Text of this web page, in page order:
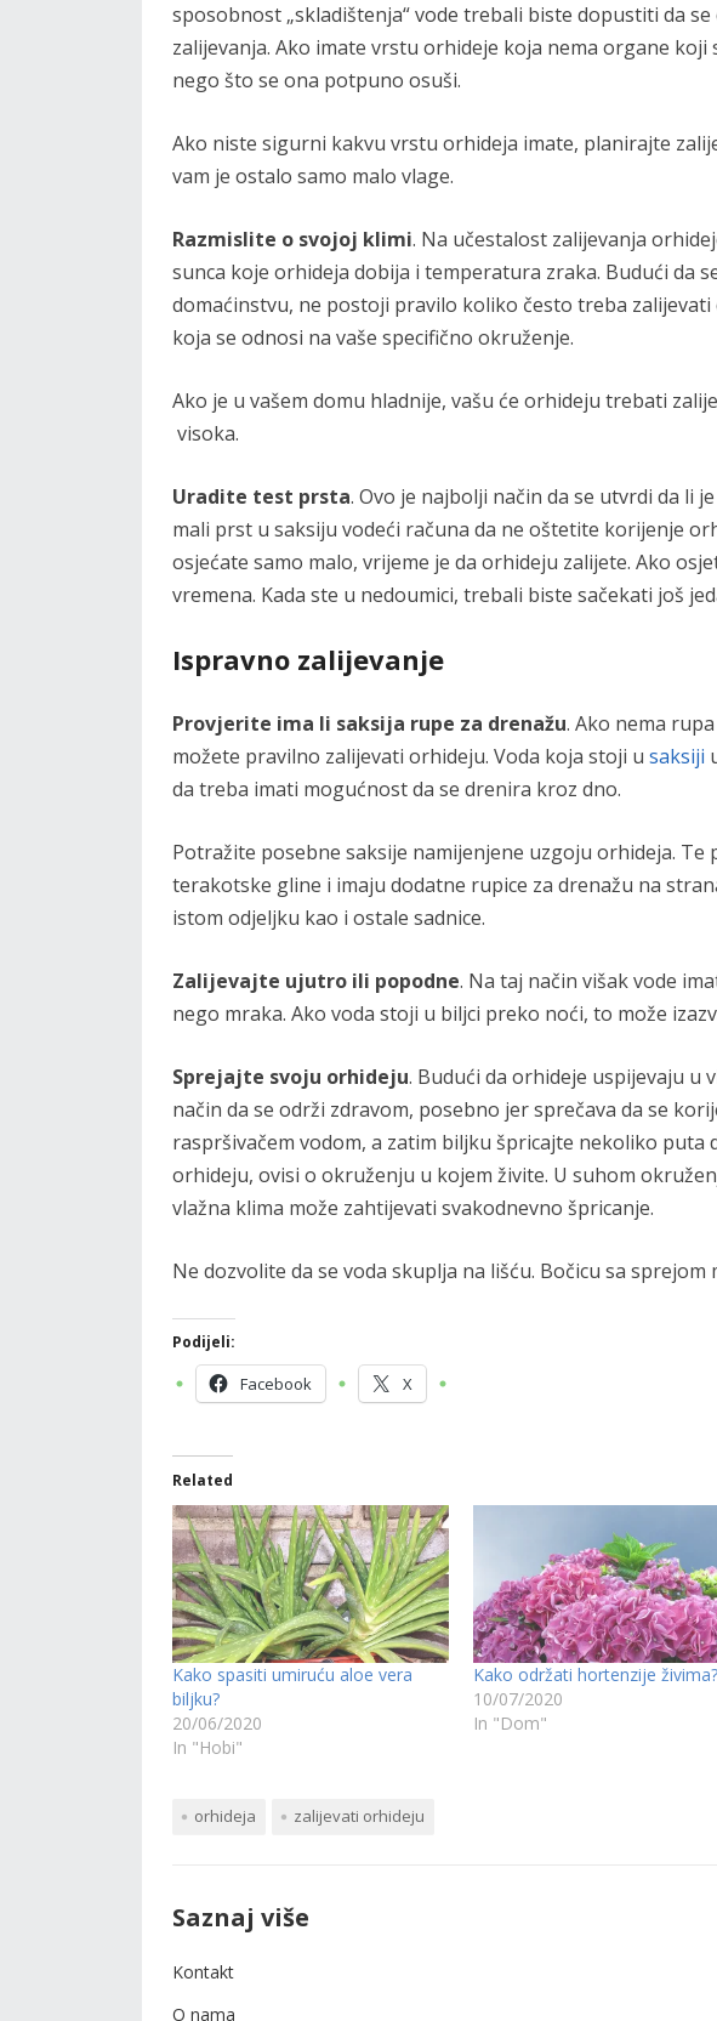
sposobnost „skladištenja“ vode trebali biste dopustiti da
zalijevanja. Ako imate vrstu orhideje koja nema organe
nego što se ona potpuno osuši.
Ako niste sigurni kakvu vrstu orhideja imate, planirajte
vam je ostalo samo malo vlage.
Razmislite o svojoj klimi. Na učestalost zalijevanja
sunca koje orhideja dobija i temperatura zraka. Budući da
domaćinstvu, ne postoji pravilo koliko često treba
koja se odnosi na vaše specifično okruženje.
Ako je u vašem domu hladnije, vašu će orhideju trebati
visoka.
Uradite test prsta. Ovo je najbolji način da se utvrdi da li
mali prst u saksiju vodeći računa da ne oštetite korijenje
osjećate samo malo, vrijeme je da orhideju zalijete. Ako
vremena. Kada ste u nedoumici, trebali biste sačekati još
Ispravno zalijevanje
Provjerite ima li saksija rupe za drenažu. Ako nema
možete pravilno zalijevati orhideju. Voda koja stoji u saksiji
da treba imati mogućnost da se drenira kroz dno.
Potražite posebne saksije namijenjene uzgoju orhideja. Te
terakotske gline i imaju dodatne rupice za drenažu na
istom odjeljku kao i ostale sadnice.
Zalijevajte ujutro ili popodne. Na taj način višak vode
nego mraka. Ako voda stoji u biljci preko noći, to može
Sprejajte svoju orhideju. Budući da orhideje uspijevaju u
način da se održi zdravom, posebno jer sprečava da se
raspršivačem vodom, a zatim biljku špricajte nekoliko puta
orhideju, ovisi o okruženju u kojem živite. U suhom
vlažna klima može zahtijevati svakodnevno špricanje.
Ne dozvolite da se voda skuplja na lišću. Bočicu sa
Podijeli:
Facebook X
Related
Kako spasiti umiruću aloe vera
biljku?
20/06/2020
In "Hobi"
Kako održati hortenzije živima?
10/07/2020
In "Dom"
orhideja zalijevati orhideju
Saznaj više
Kontakt
O nama